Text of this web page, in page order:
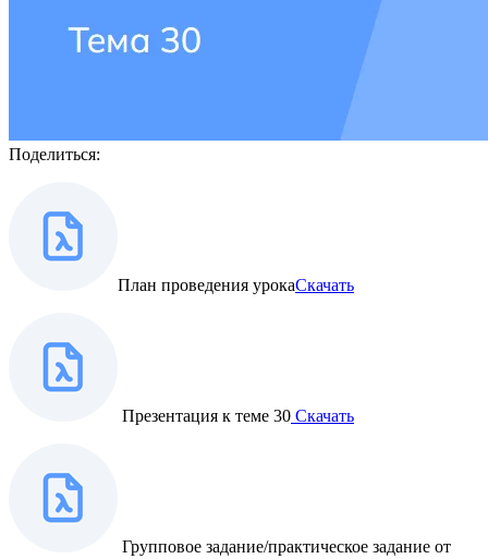
Поделиться:
План проведения урокаСкачать
Презентация к теме 30 Скачать
Групповое задание/практическое задание от